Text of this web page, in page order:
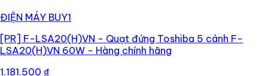
ĐIỆN MÁY BUY1
[PR] F-LSA20(H)VN - Quạt đứng Toshiba 5 cánh F-
LSA20(H)VN 60W - Hàng chính hãng
1.181.500 ₫